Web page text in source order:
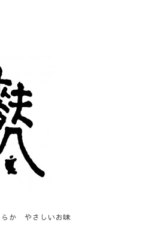
か やさしいお味